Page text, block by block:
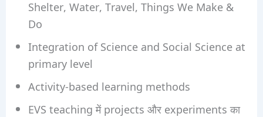
Shelter, Water, Travel, Things We Make &
Do
Integration of Science and Social Science at
primary level
Activity-based learning methods
EVS teaching में projects और experiments का